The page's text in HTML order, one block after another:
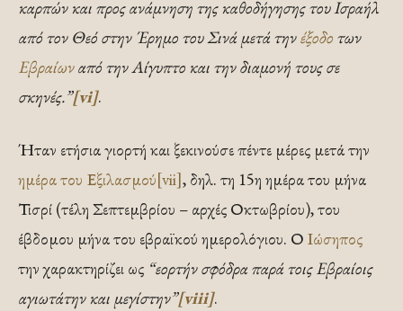
καρπών και προς ανάμνηση της καθοδήγησης του Ισραήλ
από τον Θεό στην Έρημο του Σινά μετά τηνέξοδο των
Εβραίωναπό την Αίγυπτο και την διαμονή τους σε
σκηνές.”[vi].
Ήταν ετήσια γιορτή και ξεκινούσε πέντε μέρες μετά την
ημέρα του Εξιλασμού[vii], δηλ. τη 15η ημέρα του μήνα
Τισρί (τέλη Σεπτεμβρίου – αρχές Οκτωβρίου), του
έβδομου μήνα του εβραϊκού ημερολόγιου. Ο Ιώσηπος
την χαρακτηρίζει ως “εορτήν σφόδρα παρά τοις Εβραίοις
αγιωτάτην και μεγίστην”[viii].